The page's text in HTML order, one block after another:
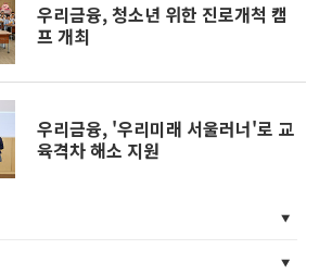
우리금융, 청소년 위한 진로개척 캠
프 개최
우리금융, '우리미래 서울러너'로 교
육격차 해소 지원